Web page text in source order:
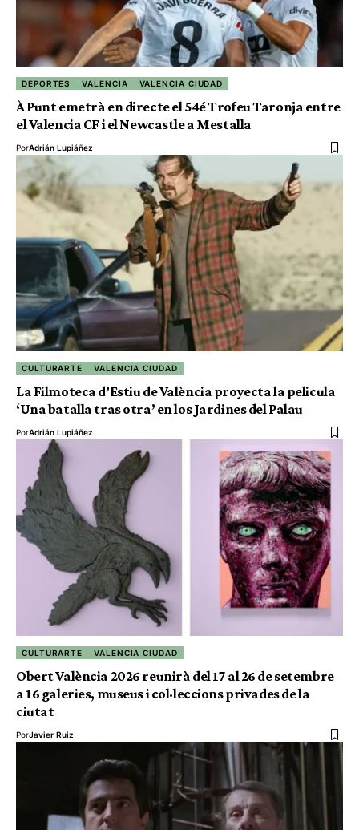
DEPORTES VALENCIA VALENCIA CIUDAD
À Punt emetrà en directe el 54é Trofeu Taronja entre
el Valencia CF i el Newcastle a Mestalla
PorAdrián Lupiáñez
CULTURARTE VALENCIA CIUDAD
La Filmoteca d’Estiu de València proyecta la pelicula
‘Una batalla tras otra’ en los Jardines del Palau
PorAdrián Lupiáñez
CULTURARTE VALENCIA CIUDAD
Obert València 2026 reunirà del 17 al 26 de setembre
a 16 galeries, museus i col·leccions privades de la
ciutat
PorJavier Ruiz